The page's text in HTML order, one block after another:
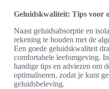
Geluidskwaliteit: Tips voor
Naast geluidsabsorptie en
rekening te houden met de
Een goede geluidskwaliteit
comfortabele leefomgeving.
handige tips en adviezen om
optimaliseren, zodat je kunt
geluidsbeleving.